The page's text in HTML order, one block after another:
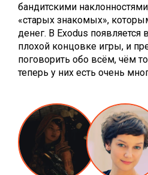
бандитскими
«старых знакомых»,
денег. В Exodus появляется
плохой концовке игры, и
поговорить обо всём, чём
теперь у них есть очень